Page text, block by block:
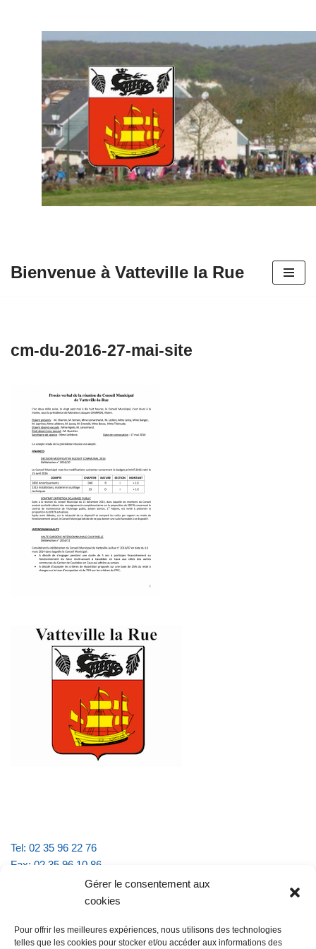
Gérer le consentement aux
cookies
Pour offrir les meilleures expériences, nous utilisons des technologies
telles que les cookies pour stocker et/ou accéder aux informations des
contenu
Bienvenue à Vatteville la Rue
cm-du-2016-27-mai-site
Tel: 02 35 96 22 76
Fax: 02 35 96 10 86
Email : mairie.vattevillelarue@wanadoo.fr
lundi et jeudi de 9h à 11h30